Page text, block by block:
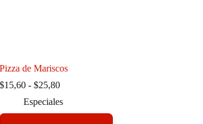
Pizza de Mariscos
$15,60 - $25,80Rango
precios:
desde
Especiales
Este